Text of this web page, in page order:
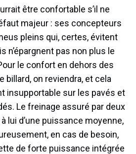
être confortable s’il ne
majeur : ses concepteurs
pleins qui, certes, évitent
n’épargnent pas non plus le
le confort en dehors des
billard, on reviendra, et cela
insupportable sur les pavés et
Le freinage assuré par deux
lui d’une puissance moyenne,
en cas de besoin,
de forte puissance intégrée